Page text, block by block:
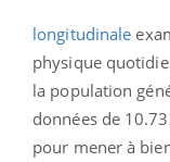
longitudinale
physique
la population
données de
pour mener à